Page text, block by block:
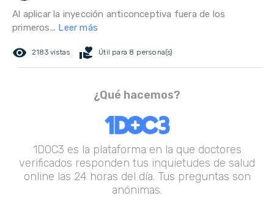
Al aplicar la inyección anticonceptiva fuera de los
primeros... Leer más
remove_red_eye 2183 vistas volunteer_activism Útil para 8 persona(s)
¿Qué hacemos?
1DOC3 es la plataforma en la que doctores
verificados responden tus inquietudes de salud
online las 24 horas del día. Tus preguntas son
anónimas.